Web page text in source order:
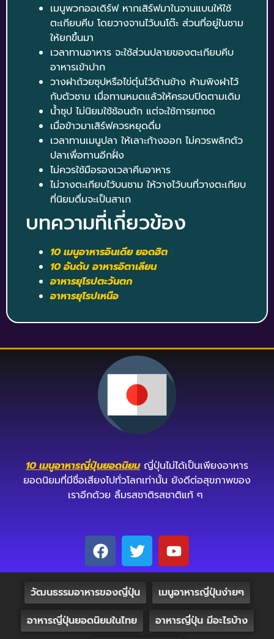
เมนูพวกออเดิร์ฟ หากเสิร์ฟมาในจานแบนให้ใช้
ตะเกียบคีบ โดยวางจานไว้บนโต๊ะ ส่วนที่อยู่ในชาม
ให้ยกขึ้นมา
เวลาทานอาหาร จะใช้ส่วนปลายของตะเกียบคีบ
อาหารเข้าปาก
วางฝาถ้วยซุปหรือไข่ตุ๋นไว้ด้านข้าง ห้ามพิงฝาไว้
กับตัวชาม เมื่อทานหมดแล้วให้ครอบปิดตามเดิม
น้ำซุป ไม่นิยมใช้ช้อนตัก แต่จะใช้การยกซด
เมื่อข้าวมาเสิร์ฟควรหยุดดื่ม
เวลาทานเมนูปลา ให้เลาะก้างออก ไม่ควรพลิกตัว
ปลาเพื่อทานอีกฝั่ง
ไม่ควรใช้มือรองเวลาคีบอาหาร
ไม่วางตะเกียบไว้บนชาม ให้วางไว้บนที่วางตะเกียบ
ที่นิยมดื่มจะเป็นสาเก
บทความที่เกี่ยวข้อง
10 เมนูอาหารอินเดีย ยอดฮิต
10 อันดับ อาหารอิตาเลียน
อาหารยุโรปตะวันตก
อาหารยุโรปเหนือ
10 เมนูอาหารญี่ปุ่นยอดนิยมญี่ปุ่นไม่ได้เป็นเพียงอาหาร
ยอดนิยมที่มีชื่อเสียงไปทั่วโลกเท่านั้น ยังดีต่อสุขภาพของ
เราอีกด้วย ลิ้มรสชาติรสชาติแท้ ๆ
วัฒนธรรมอาหารของญี่ปุ่น
เมนูอาหารญี่ปุ่นง่ายๆ
อาหารญี่ปุ่นยอดนิยมในไทย
อาหารญี่ปุ่น มีอะไรบ้าง